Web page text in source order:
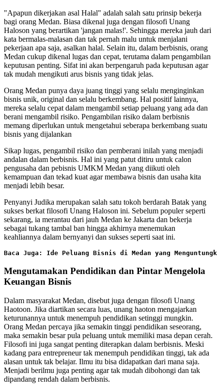
"Apapun dikerjakan asal Halal" adalah salah satu prinsip bekerja
bagi orang Medan. Biasa dikenal juga dengan filosofi Unang
Haloson yang berartikan 'jangan malas!'. Sehingga mereka jauh dari
kata bermalas-malasan dan tak pernah malu untuk menjalani
pekerjaan apa saja, asalkan halal. Selain itu, dalam berbisnis, orang
Medan cukup dikenal lugas dan cepat, terutama dalam pengambilan
keputusan penting. Sifat ini akan berpengaruh pada keputusan agar
tak mudah mengikuti arus bisnis yang tidak jelas.
Orang Medan punya daya juang tinggi yang selalu menginginkan
bisnis unik, original dan selalu berkembang. Hal positif lainnya,
mereka selalu cepat dalam mengambil setiap peluang yang ada dan
berani mengambil risiko. Pengambilan risiko dalam berbisnis
memang diperlukan untuk mengetahui seberapa berkembang suatu
bisnis yang dijalankan
Sikap lugas, pengambil risiko dan pemberani inilah yang menjadi
andalan dalam berbisnis. Hal ini yang patut ditiru untuk calon
pengusaha dan pebisnis UMKM Medan yang diikuti oleh
kemampuan dan tekad kuat agar membawa bisnis dan usaha kita
menjadi lebih besar.
Penyanyi Judika merupakan salah satu tokoh berdarah Batak yang
sukses berkat filosofi Unang Haloson ini. Sebelum populer seperti
sekarang, ia merantau dari jauh Medan ke Jakarta dan bekerja
sebagai tukang tambal ban hingga akhirnya menemukan
keahliannya dalam bernyanyi dan sukses seperti saat ini.
Baca Juga: Ide Peluang Bisnis di Medan yang
Mengutamakan Pendidikan dan Pintar Mengelola
Keuangan Bisnis
Dalam masyarakat Medan, disebut juga dengan filosofi Unang
Haotoon. Jika diartikan secara luas, unang haoton mengajarkan
keturunannya untuk menempuh pendidikan setinggi mungkin.
Orang Medan percaya jika semakin tinggi pendidikan seseorang,
maka semakin besar pula peluang untuk memiliki masa depan cerah.
Filosofi ini juga sangat penting diterapkan dalam berbisnis. Meski
kadang para entrepreneur tak menempuh pendidikan tinggi, tak ada
alasan untuk tak belajar. Ilmu itu bisa didapatkan dari mana saja.
Menjadi berilmu juga penting agar tak mudah dibohongi dan tak
dipandang rendah dalam berbisnis.